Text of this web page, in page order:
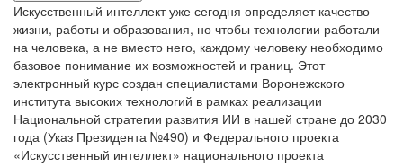
Искусственный интеллект уже сегодня определяет качество
жизни, работы и образования, но чтобы технологии работали
на человека, а не вместо него, каждому человеку необходимо
базовое понимание их возможностей и границ. Этот
электронный курс создан специалистами Воронежского
института высоких технологий в рамках реализации
Национальной стратегии развития ИИ в нашей стране до 2030
года (Указ Президента №490) и Федерального проекта
«Искусственный интеллект» национального проекта